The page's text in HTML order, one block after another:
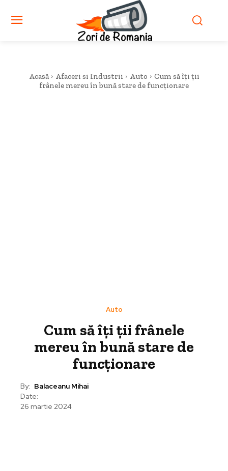
Acasă Afaceri si Industrii Auto
Cum să îți ții
frânele mereu în bună stare de funcționare
Auto
Cum să îți ții frânele
mereu în bună stare de
funcționare
By: Balaceanu Mihai
Date:
26 martie 2024